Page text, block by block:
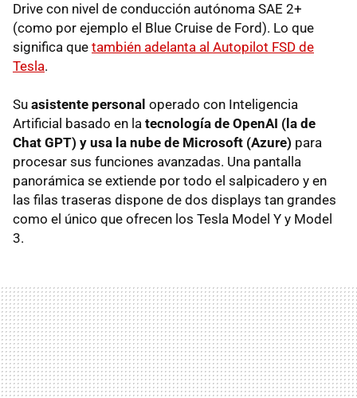
Drive con nivel de conducción autónoma SAE 2+
(como por ejemplo el Blue Cruise de Ford). Lo que
significa que también adelanta al Autopilot FSD de
Tesla.
Su asistente personal operado con Inteligencia
Artificial basado en la tecnología de OpenAI (la de
Chat GPT) y usa la nube de Microsoft (Azure) para
procesar sus funciones avanzadas. Una pantalla
panorámica se extiende por todo el salpicadero y en
las filas traseras dispone de dos displays tan grandes
como el único que ofrecen los Tesla Model Y y Model
3.